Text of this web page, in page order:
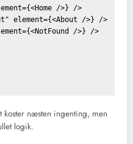
/>} />
element={<About />} />
/>} />
næsten ingenting, men
logik.